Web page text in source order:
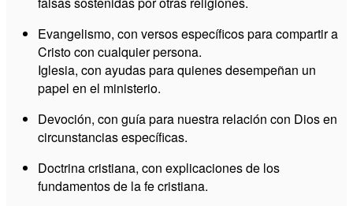
Evangelismo, con versos específicos para compartir a
Cristo con cualquier persona.
Iglesia, con ayudas para quienes desempeñan un
papel en el ministerio.
Devoción, con guía para nuestra relación con Dios en
circunstancias específicas.
Doctrina cristiana, con explicaciones de los
fundamentos de la fe cristiana.